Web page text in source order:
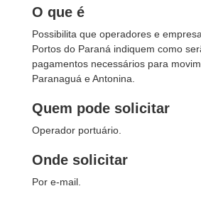
O que é
Possibilita que operadores e
Portos do Paraná indiquem como
pagamentos necessários para
Paranaguá e Antonina.
Quem pode solicitar
Operador portuário.
Onde solicitar
Por e-mail.